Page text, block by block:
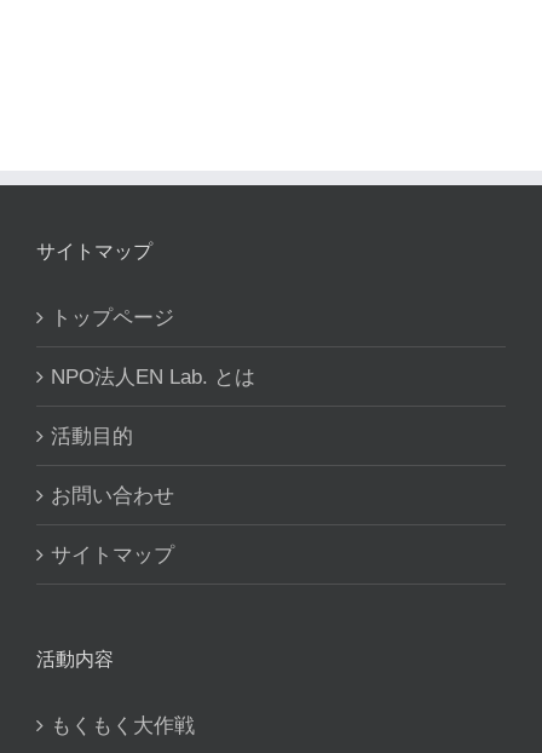
サイトマップ
トップページ
NPO法人EN Lab. とは
活動目的
お問い合わせ
サイトマップ
活動内容
もくもく大作戦